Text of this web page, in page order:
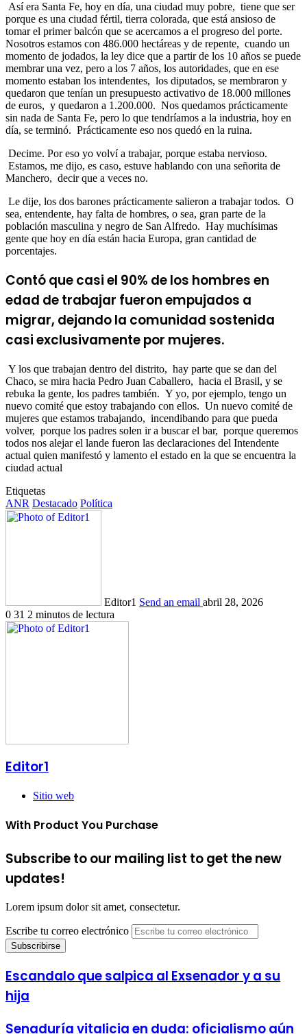
Así era Santa Fe, hoy en día, una ciudad muy pobre, tiene que ser
porque es una ciudad fértil, tierra colorada, que está ansioso de
tomar el primer balcón que se acercamos a el progreso del porte.
Nosotros estamos con 486.000 hectáreas y de repente, cuando un
momento de jodados, la ley dice que a partir de los 10 años se puede
membrar una vez, pero a los 7 años, los autoridades, que en ese
momento estaban los intendentes, los diputados, se membraron y
quedaron que tenían un presupuesto activativo de 18.000 millones
de euros, y quedaron a 1.200.000. Nos quedamos prácticamente
sin nada de Santa Fe, pero lo que tendríamos a la industria, hoy en
día, se terminó. Prácticamente eso nos quedó en la ruina.
Decime. Por eso yo volví a trabajar, porque estaba nervioso.
Estamos, me dijo, es caso, estuve hablando con una señorita de
Manchero, decir que a veces no.
Le dije, los dos barones prácticamente salieron a trabajar todos. O
sea, entendente, hay falta de hombres, o sea, gran parte de la
población masculina y negro de San Alfredo. Hay muchísimas
gente que hoy en día están hacia Europa, gran cantidad de
porcentajes.
Contó que casi el 90% de los hombres en
edad de trabajar fueron empujados a
migrar, dejando la comunidad sostenida
casi exclusivamente por mujeres.
Y los que trabajan dentro del distrito, hay parte que se dan del
Chaco, se mira hacia Pedro Juan Caballero, hacia el Brasil, y se
rebuka la gente, los padres también. Y yo, por ejemplo, tengo un
nuevo comité que estoy trabajando con ellos. Un nuevo comité de
mujeres que estamos trabajando, incendibando para que pueda
volver, porque los padres solen ir a buscar el bar, porque queremos
todos nos alejar el lande fueron las declaraciones del Intendente
actual quien manifestó y lamento el estado en la que se encuentra la
ciudad actual
Etiquetas
ANR Destacado Política
Editor1 Send an email abril 28, 2026
0 31 2 minutos de lectura
Editor1
Sitio web
With Product You Purchase
Subscribe to our mailing list to get the new
updates!
Lorem ipsum dolor sit amet, consectetur.
Escribe tu correo electrónico
Escandalo que salpica al Exsenador y a su
hija
Senaduría vitalicia en duda: oficialismo aún